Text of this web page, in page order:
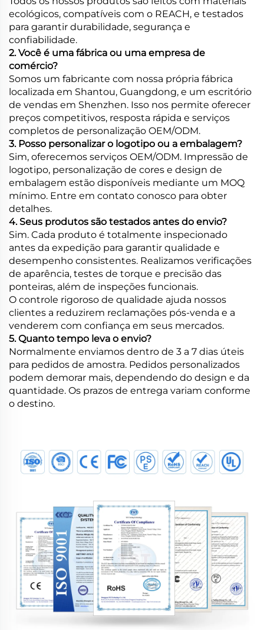
ecológicos, compatíveis com o REACH, e testados
para garantir durabilidade, segurança e
confiabilidade.
2. Você é uma fábrica ou uma empresa de
comércio?
Somos um fabricante com nossa própria fábrica
localizada em Shantou, Guangdong, e um escritório
de vendas em Shenzhen. Isso nos permite oferecer
preços competitivos, resposta rápida e serviços
completos de personalização OEM/ODM.
3. Posso personalizar o logotipo ou a embalagem?
Sim, oferecemos serviços OEM/ODM. Impressão de
logotipo, personalização de cores e design de
embalagem estão disponíveis mediante um MOQ
mínimo. Entre em contato conosco para obter
detalhes.
4. Seus produtos são testados antes do envio?
Sim. Cada produto é totalmente inspecionado
antes da expedição para garantir qualidade e
desempenho consistentes. Realizamos verificações
de aparência, testes de torque e precisão das
ponteiras, além de inspeções funcionais.
O controle rigoroso de qualidade ajuda nossos
clientes a reduzirem reclamações pós-venda e a
venderem com confiança em seus mercados.
5. Quanto tempo leva o envio?
Normalmente enviamos dentro de 3 a 7 dias úteis
para pedidos de amostra. Pedidos personalizados
podem demorar mais, dependendo do design e da
quantidade. Os prazos de entrega variam conforme
o destino.